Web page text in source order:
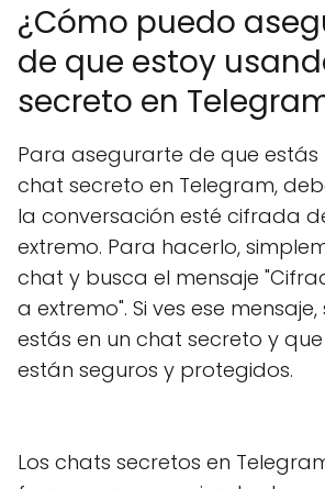
¿Cómo puedo
de que estoy
secreto en
Para asegurarte de que estás
chat secreto en Telegram,
la conversación esté cifrada
extremo. Para hacerlo,
chat y busca el mensaje
a extremo". Si ves ese
estás en un chat secreto y
están seguros y protegidos.
Los chats secretos en